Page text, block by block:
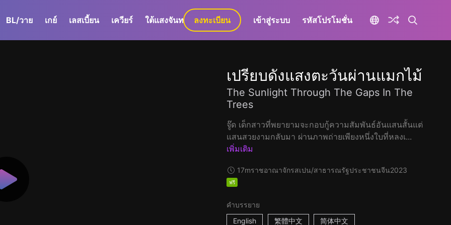
BL/วาย เกย์ เลสเบี้ยน เควียร์ ใต้แสงจันทร์ GaLa+
ลงทะเบียน เข้าสู่ระบบ รหัสโปรโมชั่น
เปรียบดังแสงตะวันผ่านแมกไม้
The Sunlight Through The Gaps In The
Trees
จู๊ด เด็กสาวที่พยายามจะกอบกู้ความสัมพันธ์อันแสนสั้นแต่
แสนสวยงามกลับมา ผ่านภาพถ่ายเพียงหนึ่งใบที่หลงเ...
เพิ่มเติม
17mราชอาณาจักรสเปน/สาธารณรัฐประชาชนจีน2023
ฟรี
คำบรรยาย
English
繁體中文 简体中文